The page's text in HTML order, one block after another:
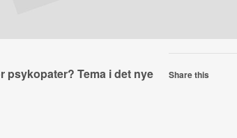
psykopater? Tema i det nye
Share this